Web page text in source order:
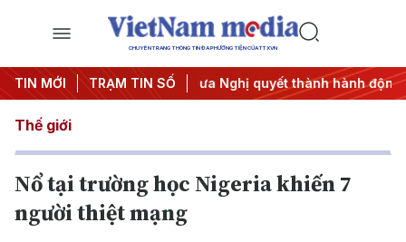
CHUYÊN TRANG THÔNG TIN ĐA PHƯƠNG TIỆN CỦA TTXVN
TIN MỚI TRẠM TIN SỐ
Trung ương 3 #Đưa Nghị quyết thành hành động
Thế giới
Nổ tại trường học Nigeria khiến 7
người thiệt mạng